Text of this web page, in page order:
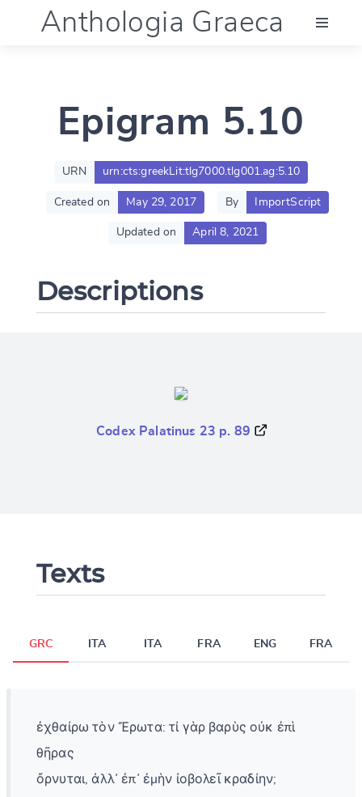
Anthologia Graeca
Language (en)
Documentation
Epigram 5.10
URN urn:cts:greekLit:tlg7000.tlg001.ag:5.10
Created on May 29, 2017 By ImportScript
Updated on April 8, 2021
Descriptions
Codex Palatinus 23 p. 89
Texts
GRC ITA ITA FRA ENG FRA
ἐχθαίρω τὸν Ἔρωτα: τί γὰρ βαρὺς οὐκ ἐπὶ
θῆρας
ὄρνυται, ἀλλ᾽ ἐπ᾽ ἐμὴν ἰοβολεῖ κραδίην;